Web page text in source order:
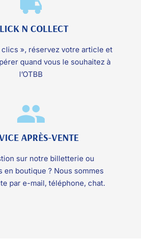
N COLLECT
clics », réservez votre article et
quand vous le souhaitez à
l’OTBB
APRÈS-VENTE
sur notre billetterie ou
en boutique ? Nous sommes
par e-mail, téléphone, chat.